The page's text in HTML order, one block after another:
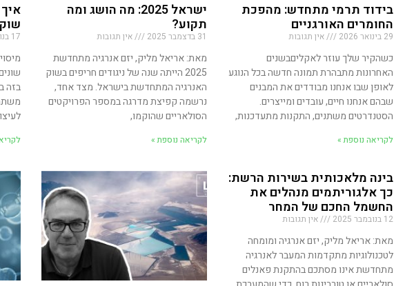
בידוד תרמי מתחדש: מהפכת
החומרים האורגניים
29 בינואר 2026 אין תגובות
כשהקיר שלך עוזר לאקליםבשנים
האחרונות מתבהרת תמונה חדשה בכל הנוגע
לאופן שבו אנחנו מבודדים את המבנים
שבהם אנחנו חיים, עובדים ומייצרים.
הסטנדרטים משתנים, התקנות מתעדכנות,
לקריאה נוספת »
ישראל 2025: מה הושג ומה
תקוע?
31 בדצמבר 2025 אין תגובות
מאת: אריאל מליק, יזם אנרגיה מתחדשת
2025 הייתה שנה של ניגודים חריפים בשוק
האנרגיה המתחדשת בישראל. מצד אחד,
נרשמה קפיצת מדרגה במספר הפרויקטים
הסולאריים שהוקמו,
לקריאה נוספת »
17 בנובמבר 2025
בזה
בינה מלאכותית בשירות הרשת:
כך אלגוריתמים מנהלים את
החשמל החכם של המחר
12 בנובמבר 2025 אין תגובות
מאת: אריאל מליק, יזם אנרגיה ומומחה
לטכנולוגיות מתקדמות המעבר לאנרגיה
מתחדשת אינו מסתכם בהתקנת פאנלים